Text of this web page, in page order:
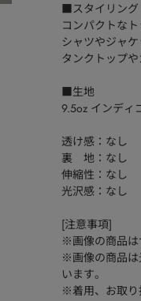
■スタイリング
コンパクトな
シャツやジャ
タンクトップ
■生地
9.5oz インディ
透け感：なし
裏 地：なし
伸縮性：なし
光沢感：なし
[注意事項]
※画像の商品は
※画像の商品は
います。
※着用、お取り